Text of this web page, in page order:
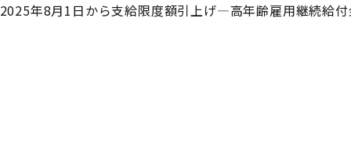
2025年8月1日から支給限度額引上げ—高年齢雇用継続給